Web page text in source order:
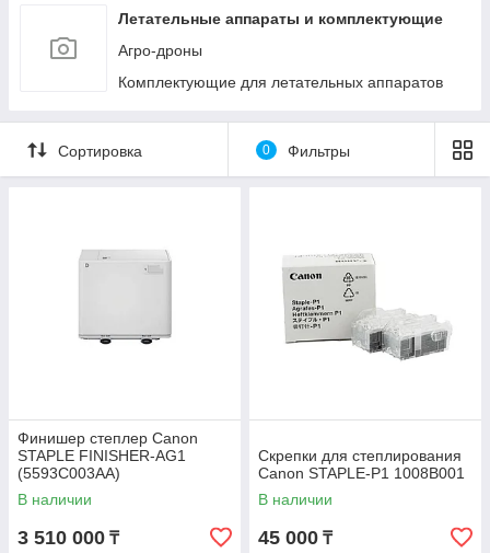
Летательные аппараты и комплектующие
Агро-дроны
Комплектующие для летательных аппаратов
Сортировка 0 Фильтры
Финишер степлер Canon
STAPLE FINISHER-AG1
(5593C003AA)
В наличии
3 510 000 ₸
Скрепки для степлирования
Canon STAPLE-P1 1008B001
В наличии
45 000 ₸